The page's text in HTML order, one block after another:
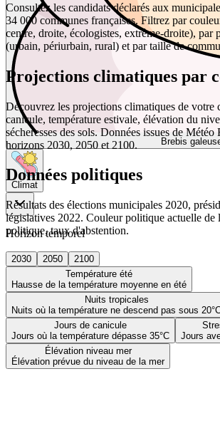
Brebis
Climat
Horizon temporel
2030 2050
2100
Température été
Hausse de la température moyenne en été
Nuits tropicales
Nuits où la température ne descend pas sous
Jours de canicule
Jours où la température dépasse 35°C
Jours
Élévation niveau mer
Élévation prévue du niveau de la mer
Consultez les candidats déclarés aux
34 000 communes françaises. Filtrez par
centre, droite, écologistes, extrême-droite), par
(urbain, périurbain, rural) et par taille de
Projections climatiques par
Découvrez les projections climatiques de votre
canicule, température estivale, élévation du
sécheresses des sols. Données issues de
horizons 2030, 2050 et 2100.
Données politiques
Résultats des élections municipales 2020,
législatives 2022. Couleur politique actuelle de
politique, taux d'abstention.